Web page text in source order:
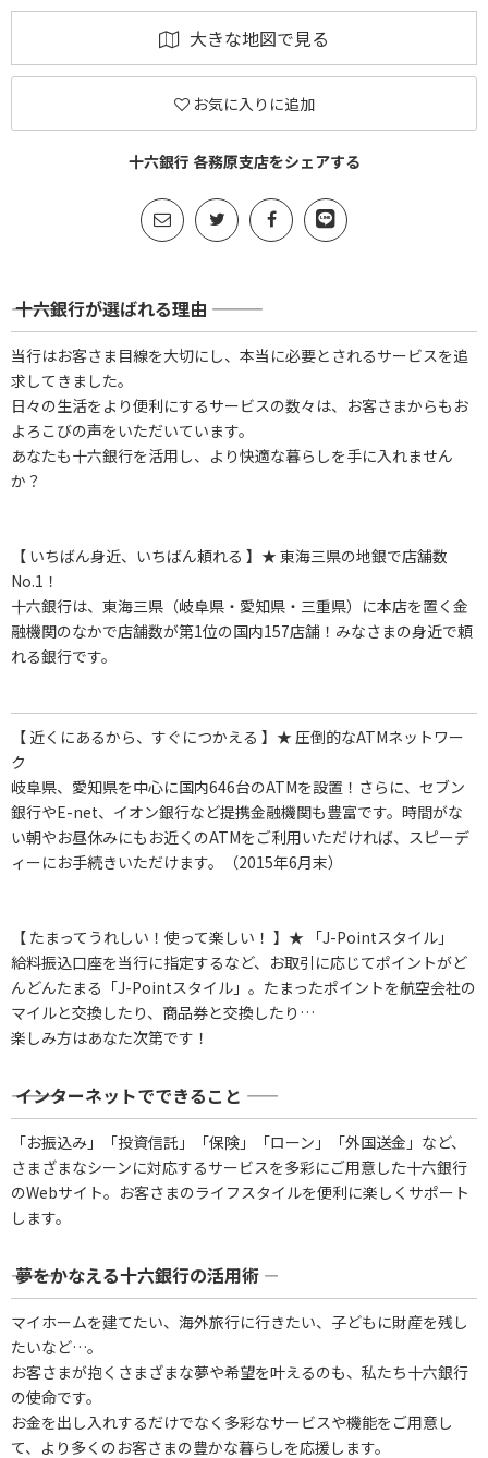
大きな地図で見る
お気に入りに追加
十六銀行 各務原支店をシェアする
――― 十六銀行が選ばれる理由 ―――
当行はお客さま目線を大切にし、本当に必要とされるサービスを追
求してきました。
日々の生活をより便利にするサービスの数々は、お客さまからもお
よろこびの声をいただいています。
あなたも十六銀行を活用し、より快適な暮らしを手に入れません
か？
【 いちばん身近、いちばん頼れる 】★ 東海三県の地銀で店舗数
No.1！
十六銀行は、東海三県（岐阜県・愛知県・三重県）に本店を置く金
融機関のなかで店舗数が第1位の国内157店舗！みなさまの身近で頼
れる銀行です。
【 近くにあるから、すぐにつかえる 】★ 圧倒的なATMネットワー
ク
岐阜県、愛知県を中心に国内646台のATMを設置！さらに、セブン
銀行やE-net、イオン銀行など提携金融機関も豊富です。時間がな
い朝やお昼休みにもお近くのATMをご利用いただければ、スピーデ
ィーにお手続きいただけます。（2015年6月末）
【 たまってうれしい！使って楽しい！ 】★ 「J-Pointスタイル」
給料振込口座を当行に指定するなど、お取引に応じてポイントがど
んどんたまる「J-Pointスタイル」。たまったポイントを航空会社の
マイルと交換したり、商品券と交換したり…
楽しみ方はあなた次第です！
――― インターネットでできること ―――
「お振込み」「投資信託」「保険」「ローン」「外国送金」など、
さまざまなシーンに対応するサービスを多彩にご用意した十六銀行
のWebサイト。お客さまのライフスタイルを便利に楽しくサポート
します。
――― 夢をかなえる十六銀行の活用術 ―――
マイホームを建てたい、海外旅行に行きたい、子どもに財産を残し
たいなど…。
お客さまが抱くさまざまな夢や希望を叶えるのも、私たち十六銀行
の使命です。
お金を出し入れするだけでなく多彩なサービスや機能をご用意し
て、より多くのお客さまの豊かな暮らしを応援します。